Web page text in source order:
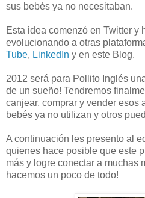
sus bebés ya no necesitaban.
Esta idea comenzó en Twitter y
evolucionando a otras
Tube, LinkedIn y en este Blog.
2012 será para Pollito Inglés
de un sueño! Tendremos
canjear, comprar y vender esos
bebés ya no utilizan y otros
A continuación les presento al
quienes hace posible que este
más y logre conectar a muchas
hacemos un poco de todo!